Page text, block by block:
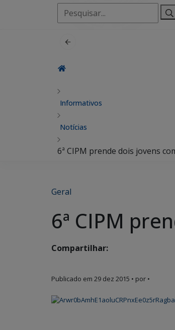
Pesquisar
por:
Informativos
Notícias
6ª CIPM prende dois jovens
Geral
6ª CIPM
Compartilhar:
Publicado em 29 dez 2015 • por •